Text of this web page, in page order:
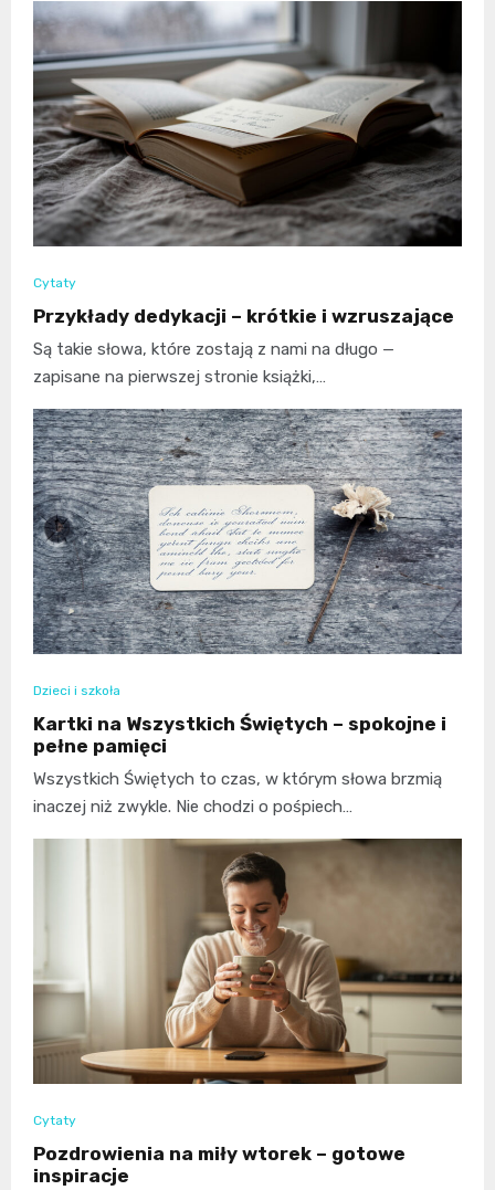
Cytaty
Przykłady dedykacji – krótkie i wzruszające
Są takie słowa, które zostają z nami na długo —
zapisane na pierwszej stronie książki,…
Dzieci i szkoła
Kartki na Wszystkich Świętych – spokojne i
pełne pamięci
Wszystkich Świętych to czas, w którym słowa brzmią
inaczej niż zwykle. Nie chodzi o pośpiech…
Cytaty
Pozdrowienia na miły wtorek – gotowe
inspiracje